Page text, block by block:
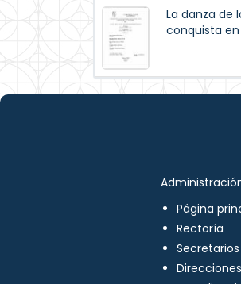
La danza de
conquista en
Página
Rectoría
Secretarios
Direcciones